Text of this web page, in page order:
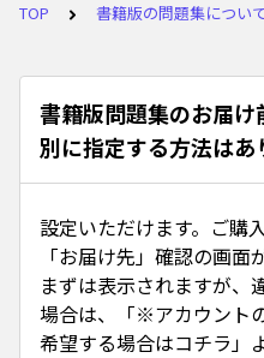
TOP 書籍版の問題集につい
書籍版問題集のお届
別に指定する方法はあ
設定いただけます。ご購
「お届け先」確認の画
まずは表示されますが、
場合は、「※アカウント
希望する場合はコチラ」